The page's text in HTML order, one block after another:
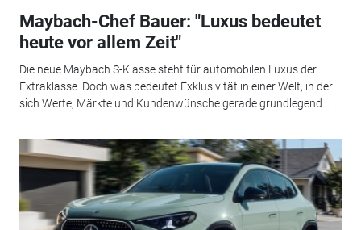
Maybach-Chef Bauer: "Luxus bedeutet
heute vor allem Zeit"
Die neue Maybach S-Klasse steht für automobilen Luxus der
Extraklasse. Doch was bedeutet Exklusivität in einer Welt, in der
sich Werte, Märkte und Kundenwünsche gerade grundlegend...